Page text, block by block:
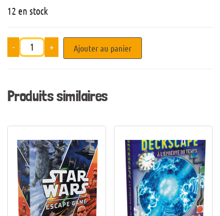
12 en stock
- + Ajouter au panier
Produits similaires